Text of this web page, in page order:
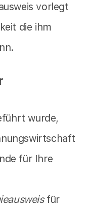
vorlegt
die ihm
wurde,
für Ihre
für